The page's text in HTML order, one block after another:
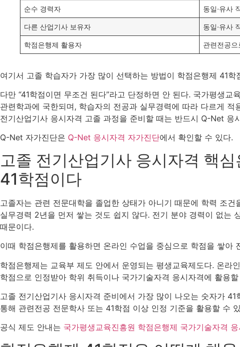
순수 경력자 동일·유사
다른 산업기사 보유자 동일·유사
학점은행제 활용자 관련전공
여기서 고졸 학습자가 가장 많이 선택하는 방법이 학점은행제 41학
다만 “41학점이면 무조건 된다”라고 단정하면 안 된다. 국가평생교
관련학과에 국한되며, 학습자의 전공과 실무경력에 따라 다르게 적
전기산업기사 응시자격 고졸 과정을 준비할 때는 반드시 Q-Net 응
Q-Net 자가진단은 Q-Net 응시자격 자가진단에서 확인할 수 있다.
고졸 전기산업기사 응시자격 핵
41학점이다
고졸자는 관련 전문대학을 졸업한 상태가 아니기 때문에 학력 조
실무경력 2년을 먼저 쌓는 것도 쉽지 않다. 전기 분야 경력이 없는
때문이다.
이때 학점은행제를 활용하면 온라인 수업을 중심으로 학점을 쌓아
학점은행제는 교육부 제도 안에서 운영되는 평생교육제도다. 온라
학점으로 인정받아 학위 취득이나 국가기술자격 응시자격에 활용
고졸 전기산업기사 응시자격 준비에서 가장 많이 나오는 숫자가
통해 관련전공 전문학사 또는 41학점 이상 인정 기준을 활용할 수
공식 제도 안내는 국가평생교육진흥원 학점은행제 국가기술자격